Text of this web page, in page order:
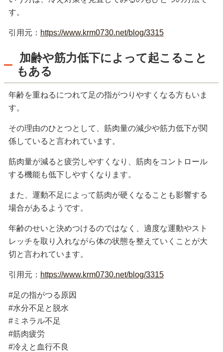
す。
引用元： https://www.krm0730.net/blog/3315
加齢や筋力低下によって起こること
もある
年齢を重ねるにつれて足の指がつりやすくなる方もいま
す。
その理由のひとつとして、筋肉量の減少や筋力低下が関
係していると言われています。
筋肉量が減ると疲労しやすくなり、筋肉をコントロール
する機能も低下しやすくなります。
また、運動不足によって筋肉が硬くなることも影響する
場合があるようです。
年齢のせいと決めつけるのではなく、適度な運動やスト
レッチを取り入れながら体の状態を整えていくことが大
切と言われています。
引用元： https://www.krm0730.net/blog/3315
#足の指がつる原因
#水分不足と脱水
#ミネラル不足
#筋肉疲労
#冷えと血行不良